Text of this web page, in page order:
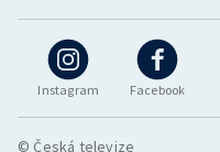
Instagram Facebook
© Česká televize